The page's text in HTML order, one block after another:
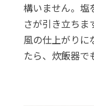
構いません。塩
さが引き立ちま
風の仕上がりに
たら、炊飯器で